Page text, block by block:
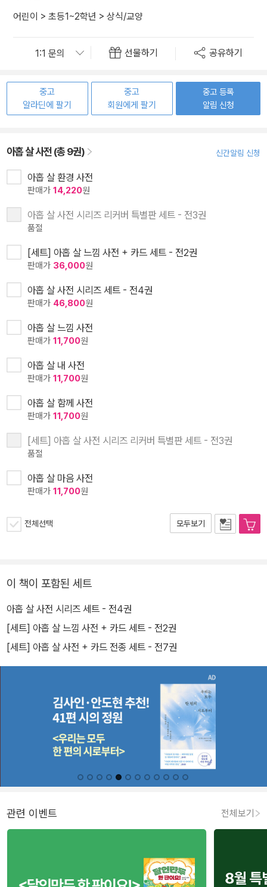
어린이 > 초등1~2학년 > 상식/교양
선물하기 공유하기
중고
알라딘에 팔기
중고
회원에게 팔기
중고 등록
알림 신청
아홉 살 사전 (총 9권) 신간알림 신청
아홉 살 환경 사전
판매가 14,220원
아홉 살 사전 시리즈 리커버 특별판 세트 - 전3권
품절
[세트] 아홉 살 느낌 사전 + 카드 세트 - 전2권
판매가 36,000원
아홉 살 사전 시리즈 세트 - 전4권
판매가 46,800원
아홉 살 느낌 사전
판매가 11,700원
아홉 살 내 사전
판매가 11,700원
아홉 살 함께 사전
판매가 11,700원
[세트] 아홉 살 사전 시리즈 리커버 특별판 세트 - 전3권
품절
아홉 살 마음 사전
판매가 11,700원
전체선택 모두보기
이 책이 포함된 세트
아홉 살 사전 시리즈 세트 - 전4권
[세트] 아홉 살 느낌 사전 + 카드 세트 - 전2권
[세트] 아홉 살 사전 + 카드 전종 세트 - 전7권
관련 이벤트 전체보기